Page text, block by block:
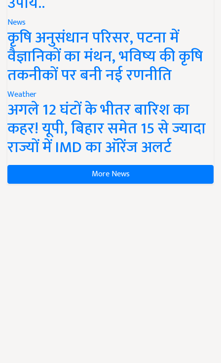
News
कृषि अनुसंधान परिसर, पटना में
वैज्ञानिकों का मंथन, भविष्य की कृषि
तकनीकों पर बनी नई रणनीति
Weather
अगले 12 घंटों के भीतर बारिश का
कहर! यूपी, बिहार समेत 15 से ज्यादा
राज्यों में IMD का ऑरेंज अलर्ट
More News